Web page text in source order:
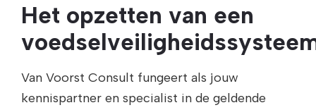
Het opzetten van een
Van Voorst Consult fungeert als jouw
kennispartner en specialist in de geldende